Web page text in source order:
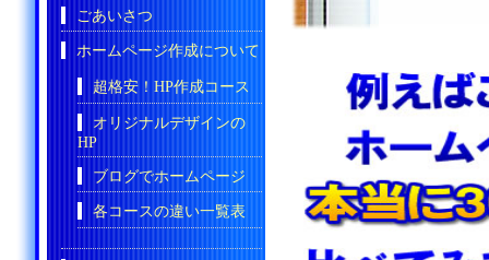
ごあいさつ
ホームページ作成について
超格安！HP作成コース
オリジナルデザインの
HP
ブログでホームページ
各コースの違い一覧表